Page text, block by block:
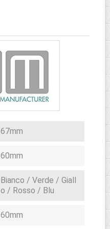
67mm
60mm
Bianco / Verde / Giall
o / Rosso / Blu
60mm